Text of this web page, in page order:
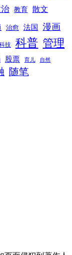
教育 散文
治愈 法国 漫画
技 科普 管理
股票 育儿 自然
随笔